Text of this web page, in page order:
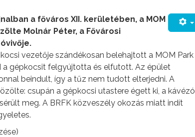
a főváros XII. kerületében, a MOM
Molnár Péter, a Fővárosi
vezetője szándékosan belehajtott a MOM Park
a gépkocsit felgyújtotta és elfutott. Az épület
beindult, így a tűz nem tudott elterjedni. A
csupán a gépkocsi utastere égett ki, a kávézó
meg. A BRFK közveszély okozás miatt indít